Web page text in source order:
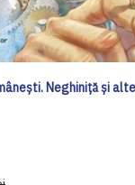
Neghiniță și